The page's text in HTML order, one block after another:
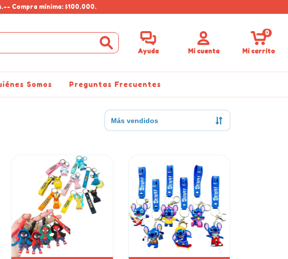
Compra mínima: $100.000.
Ayuda Mi cuenta Mi carrito
0
Somos Preguntas Frecuentes